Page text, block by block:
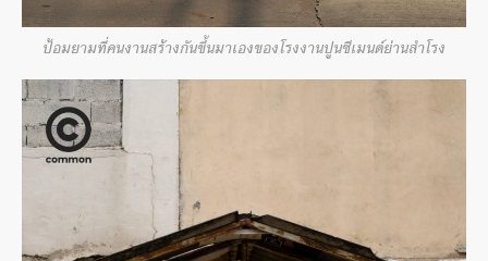
ป้อมยามที่คนงานสร้างกันขึ้นมาเองของโรงงานปูนซีเมนต์ย่านสำโรง